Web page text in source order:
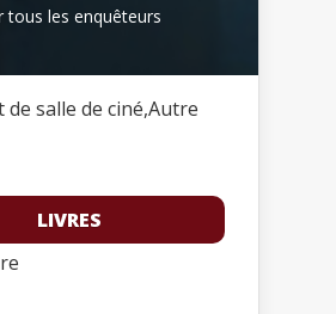
tous les enquêteurs
de salle de ciné,Autre
LIVRES